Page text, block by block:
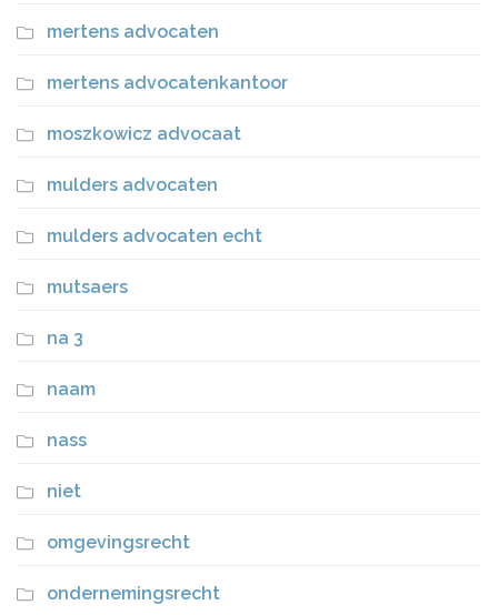
mertens advocaten
mertens advocatenkantoor
moszkowicz advocaat
mulders advocaten
mulders advocaten echt
mutsaers
na 3
naam
nass
niet
omgevingsrecht
ondernemingsrecht